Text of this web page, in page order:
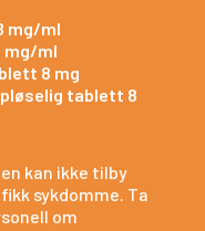
mg/ml
mg/ml
8 mg
tablett 8
kan ikke tilby
sykdomme. Ta
om